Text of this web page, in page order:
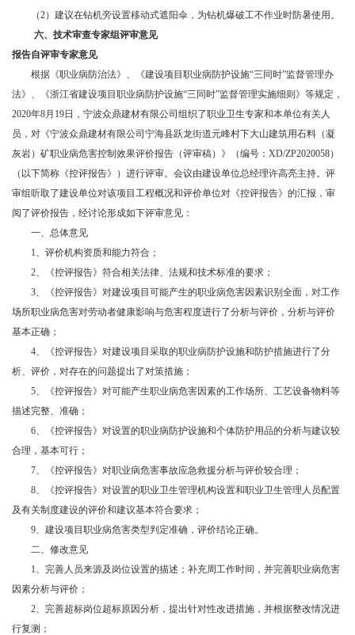
（2）建议在钻机旁设置移动式遮阳伞，为钻机爆破工不作业时防暑使用。
六、 技术审查专家组评审意见
报告自评审专家意见
根据《职业病防治法》、《建设项目职业病防护设施“三同时”监督管理办
法》、《浙江省建设项目职业病防护设施“三同时”监督管理实施细则》等规定，
2020年8月19日，宁波众鼎建材有限公司组织了职业卫生专家和本单位有关人
员，对《宁波众鼎建材有限公司宁海县跃龙街道元峰村下大山建筑用石料（凝
灰岩）矿职业病危害控制效果评价报告（评审稿）》（编号：XD/ZP2020058）
（以下简称《控评报告》）进行评审。会议由建设单位总经理许高亮主持。评
审组听取了建设单位对该项目工程概况和评价单位对《控评报告》的汇报，审
阅了评价报告，经讨论形成如下评审意见：
一、总体意见
1、评价机构资质和能力符合；
2、《控评报告》符合相关法律、法规和技术标准的要求；
3、《控评报告》对建设项目可能产生的职业病危害因素识别全面，对工作
场所职业病危害对劳动者健康影响与危害程度进行了分析与评价，分析与评价
基本正确；
4、《控评报告》对建设项目采取的职业病防护设施和防护措施进行了分
析、评价，对存在的问题提出了对策措施；
5、《控评报告》对可能产生职业病危害因素的工作场所、工艺设备物料等
描述完整、准确；
6、《控评报告》对设置的职业病防护设施和个体防护用品的分析与建议较
合理，基本可行；
7、《控评报告》对职业病危害事故应急救援分析与评价较合理；
8、《控评报告》对设置的职业卫生管理机构设置和职业卫生管理人员配置
及有关制度建设的评价和建议基本符合要求；
9、建设项目职业病危害类型判定准确，评价结论正确。
二、修改意见
1、完善人员来源及岗位设置的描述；补充周工作时间，并完善职业病危害
因素分析与评价；
2、完善超标岗位超标原因分析，提出针对性改进措施，并根据整改情况进
行复测；